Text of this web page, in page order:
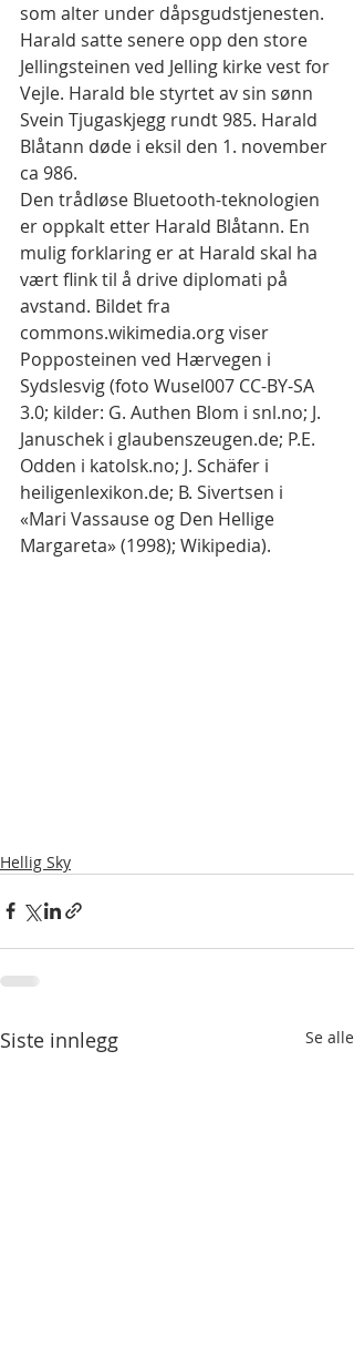
som alter under dåpsgudstjenesten.
Harald satte senere opp den store
Jellingsteinen ved Jelling kirke vest for
Vejle. Harald ble styrtet av sin sønn
Svein Tjugaskjegg rundt 985. Harald
Blåtann døde i eksil den 1. november
ca 986.
Den trådløse Bluetooth-teknologien
er oppkalt etter Harald Blåtann. En
mulig forklaring er at Harald skal ha
vært flink til å drive diplomati på
avstand. Bildet fra
commons.wikimedia.org viser
Popposteinen ved Hærvegen i
Sydslesvig (foto Wusel007 CC-BY-SA
3.0; kilder: G. Authen Blom i snl.no; J.
Januschek i glaubenszeugen.de; P.E.
Odden i katolsk.no; J. Schäfer i
heiligenlexikon.de; B. Sivertsen i
«Mari Vassause og Den Hellige
Margareta» (1998); Wikipedia).
Hellig Sky
Siste innlegg Se alle